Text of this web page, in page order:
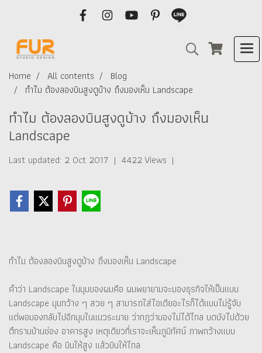
Home All contents
Blog
ทำไม ต้องลองบินสูงดูบ้าง ถึงมองเห็น Landscape
ทำไม ต้องลองบินสูงดูบ้าง ถึงมองเห็น
Landscape
Last updated: 2 Oct 2017 | 4422 Views |
ทำไม ต้องลองบินสูงดูบ้าง ถึงมองเห็น Landscape
คำว่า Landscape ในมุมของผมคือ ผมพยายามจะมองธุรกิจให้เป็นแบบ
Landscape มุมกว้าง ๆ สวย ๆ สามารถใส่ไอเดียอะไรก็ได้แบบไม่รู้จับ
แต่พอมองกลับไปอีกมุมในแนวระนาย ว่ากฎว่ามองไม่ได้ไกล บดบังไปด้วย
ตึกรามบ้านช่อง อาคารสูง เหตุเดียวที่เราจะเห็นภูมิทัศน์ ภาพกว้างแบบ
Landscape คือ บินให้สูง แล้วบินให้ไกล